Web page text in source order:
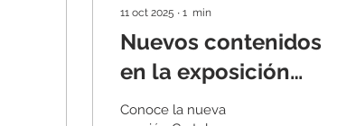
11 oct 2025 ∙ 1 min
Nuevos contenidos
en la exposición
"Carteles de teatro"
Conoce la nueva